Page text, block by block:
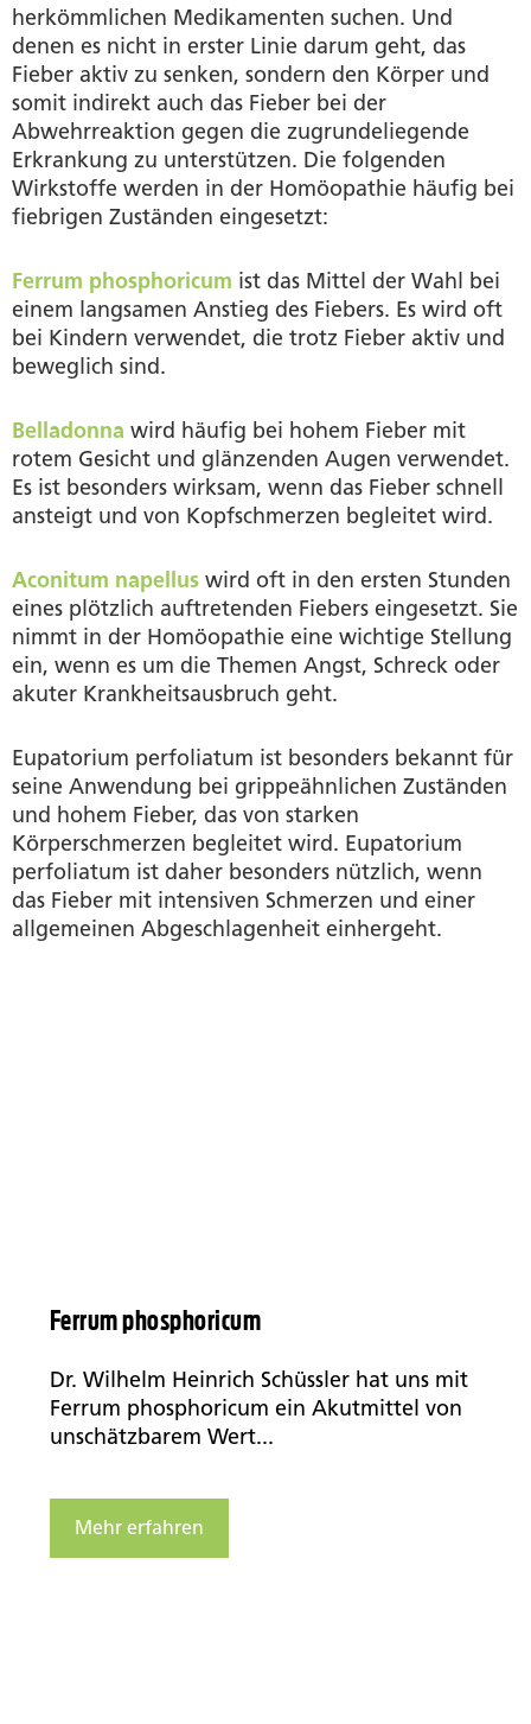
herkömmlichen Medikamenten suchen. Und
denen es nicht in erster Linie darum geht, das
Fieber aktiv zu senken, sondern den Körper und
somit indirekt auch das Fieber bei der
Abwehrreaktion gegen die zugrundeliegende
Erkrankung zu unterstützen. Die folgenden
Wirkstoffe werden in der Homöopathie häufig bei
fiebrigen Zuständen eingesetzt:
Ferrum phosphoricum ist das Mittel der Wahl bei
einem langsamen Anstieg des Fiebers. Es wird oft
bei Kindern verwendet, die trotz Fieber aktiv und
beweglich sind.
Belladonna wird häufig bei hohem Fieber mit
rotem Gesicht und glänzenden Augen verwendet.
Es ist besonders wirksam, wenn das Fieber schnell
ansteigt und von Kopfschmerzen begleitet wird.
Aconitum napellus wird oft in den ersten Stunden
eines plötzlich auftretenden Fiebers eingesetzt. Sie
nimmt in der Homöopathie eine wichtige Stellung
ein, wenn es um die Themen Angst, Schreck oder
akuter Krankheitsausbruch geht.
Eupatorium perfoliatum ist besonders bekannt für
seine Anwendung bei grippeähnlichen Zuständen
und hohem Fieber, das von starken
Körperschmerzen begleitet wird. Eupatorium
perfoliatum ist daher besonders nützlich, wenn
das Fieber mit intensiven Schmerzen und einer
allgemeinen Abgeschlagenheit einhergeht.
Ferrum phosphoricum
Dr. Wilhelm Heinrich Schüssler hat uns mit
Ferrum phosphoricum ein Akutmittel von
unschätzbarem Wert...
Mehr erfahren